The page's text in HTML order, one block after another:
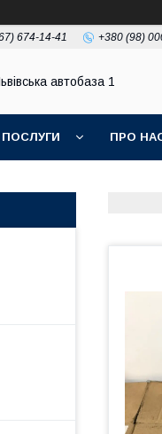
674-14-41 +380 (98)
автобаза 1
ПРО